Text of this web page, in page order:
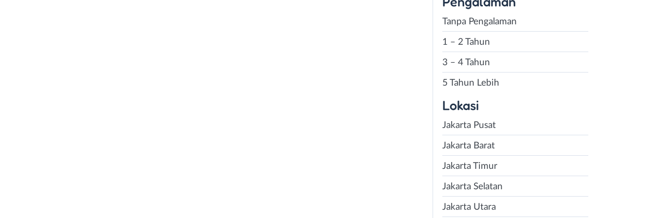
Tanpa Pengalaman
1 – 2 Tahun
3 – 4 Tahun
5 Tahun Lebih
Lokasi
Jakarta Pusat
Jakarta Barat
Jakarta Timur
Jakarta Selatan
Jakarta Utara